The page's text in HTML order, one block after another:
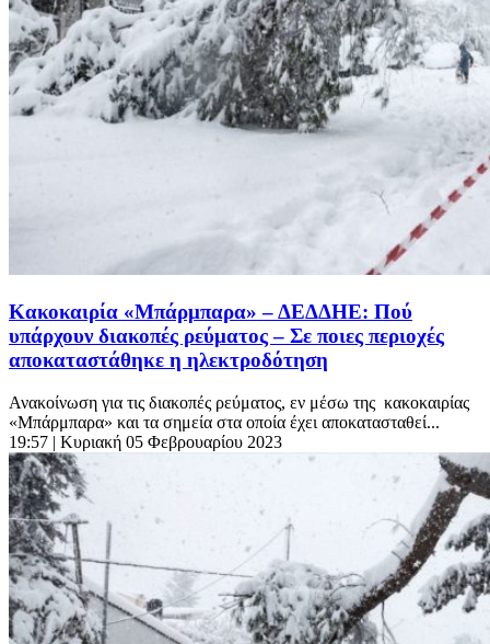
Κακοκαιρία «Μπάρμπαρα» – ΔΕΔΔΗΕ: Πού
υπάρχουν διακοπές ρεύματος – Σε ποιες περιοχές
αποκαταστάθηκε η ηλεκτροδότηση
Ανακοίνωση για τις διακοπές ρεύματος, εν μέσω της κακοκαιρίας
«Μπάρμπαρα» και τα σημεία στα οποία έχει αποκατασταθεί...
19:57 | Κυριακή 05 Φεβρουαρίου 2023